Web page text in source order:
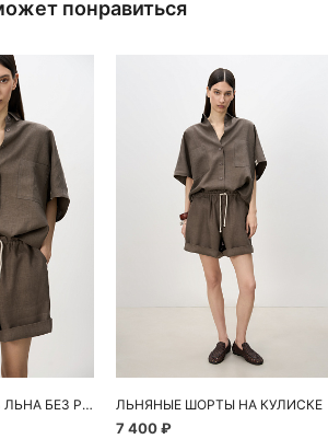
понравиться
РУБАШКА ИЗ 100% ЛЬНА БЕЗ РУКАВОВ ЛЬНЯНЫЕ ШОРТЫ НА КУЛИСКЕ
7 400 ₽